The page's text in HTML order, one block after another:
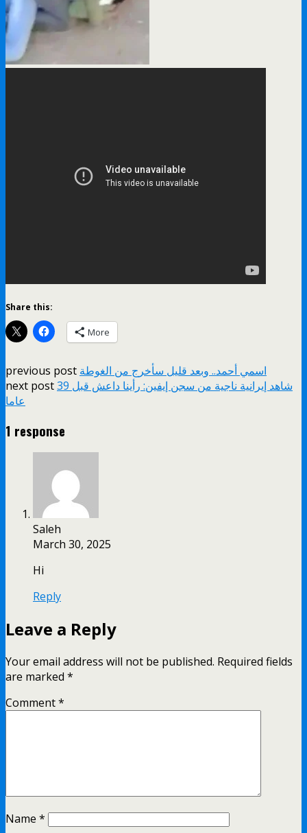
Share this:
More
previous post اسمي أحمد.. وبعد قليل سأخرج من الغوطة
next postشاهد إيرانية ناجية من سجن إيفين: رأينا داعش قبل 39
عاما
1 response
Saleh
March 30, 2025
Hi
Reply
Leave a Reply
Your email address will not be published. Required fields
are marked *
Comment*
Name *